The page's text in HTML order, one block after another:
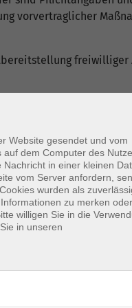
vorvertraglicher
ist weder vertraglich
Postwerbung
36
gelöscht, sobald die
worden sind.
berechtigt oder
Website gesendet und vom
dem Computer des
in einer kleinen
vom Server anfordern,
wurden als
zu merken
willigen Sie in die
in unseren